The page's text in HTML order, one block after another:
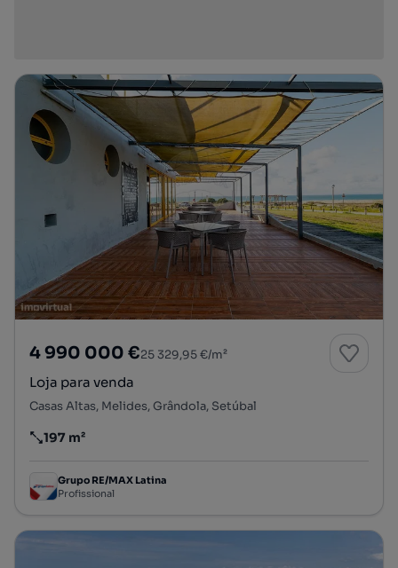
4 990 000 €25 329,95 €/m²
Loja para venda
Casas Altas, Melides, Grândola, Setúbal
Preço por metro quadrado
197 m²
Grupo RE/MAX Latina
Profissional